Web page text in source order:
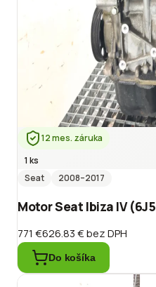
12 mes. záruka
1 ks
Seat
2008–2017
Motor Seat Ibiza IV
771 €626.83 €bez DPH
Do košíka